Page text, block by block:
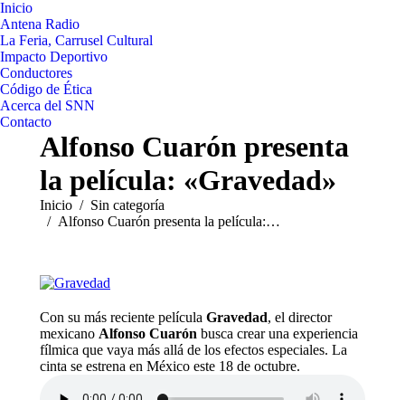
Inicio
Antena Radio
La Feria, Carrusel Cultural
Impacto Deportivo
Conductores
Código de Ética
Acerca del SNN
Contacto
Alfonso Cuarón presenta
la película: «Gravedad»
Estás aquí:
Inicio
Sin categoría
Alfonso Cuarón presenta la película:…
Con su más reciente película Gravedad, el director
mexicano Alfonso Cuarón busca crear una experiencia
fílmica que vaya más allá de los efectos especiales. La
cinta se estrena en México este 18 de octubre.